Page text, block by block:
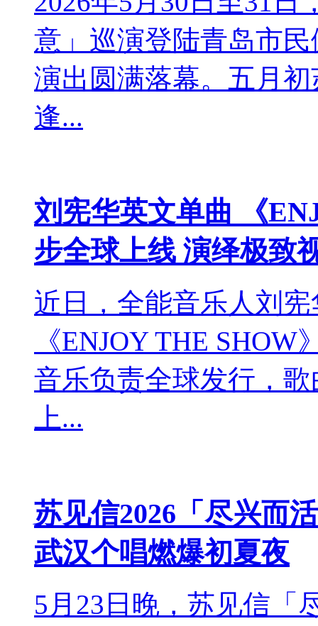
意」巡演登陆青岛市
演出圆满落幕。五月
逢...
刘宪华英文单曲 《
步全球上线 演绎极致
近日，全能音乐人刘
《ENJOY THE
音乐负责全球发行，
上...
苏见信2026「尽兴而
武汉个唱燃爆初夏夜
5月23日晚，苏见信「